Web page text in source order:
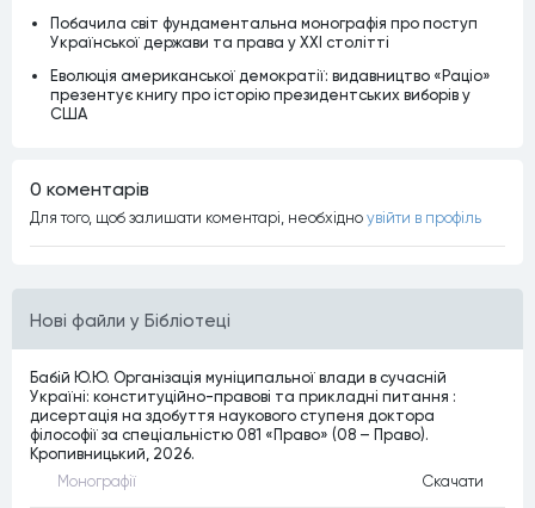
Нові файли у Бібліотеці
Бабій Ю.Ю. Організація муніципальної влади в сучасній
Україні: конституційно-правові та прикладні питання :
дисертація на здобуття наукового ступеня доктора
філософії за спеціальністю 081 «Право» (08 – Право).
Кропивницький, 2026.
Монографiї Скачати
Побачила світ фундаментальна монографія про поступ
Української держави та права у XXI столітті
Еволюція американської демократії: видавництво «Раціо»
презентує книгу про історію президентських виборів у
США
0 коментарiв
Для того, щоб залишати коментарi, необхiдно увiйти в профiль